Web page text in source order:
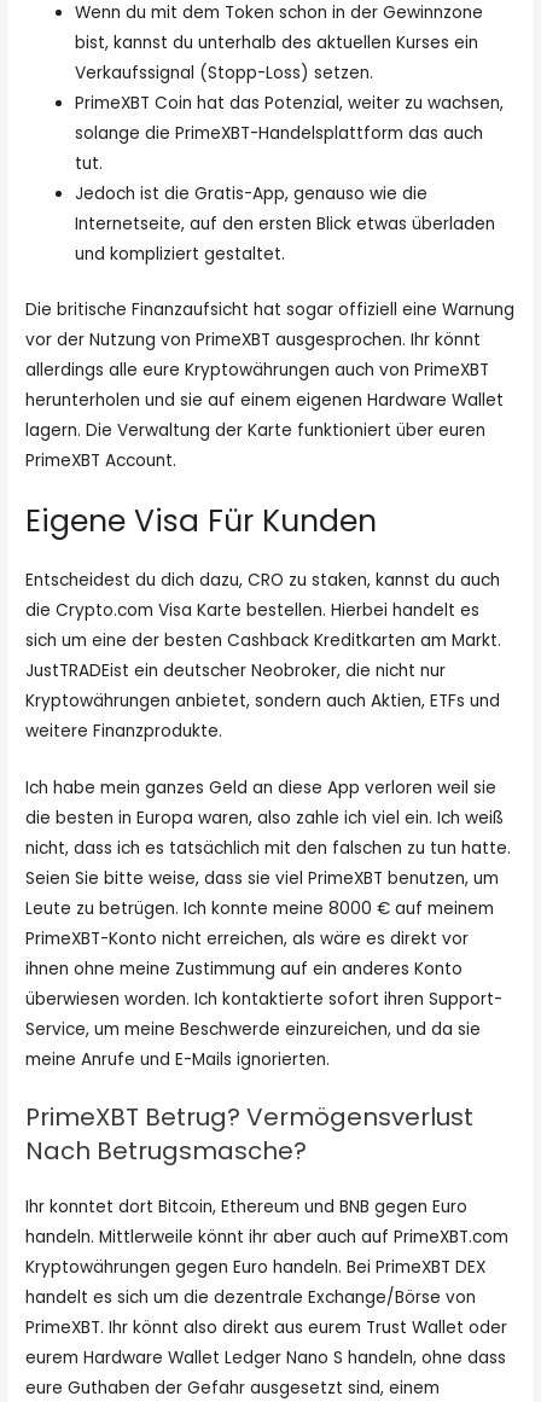
Wenn du mit dem Token schon in der Gewinnzone
bist, kannst du unterhalb des aktuellen Kurses ein
Verkaufssignal (Stopp-Loss) setzen.
PrimeXBT Coin hat das Potenzial, weiter zu wachsen,
solange die PrimeXBT-Handelsplattform das auch
tut.
Jedoch ist die Gratis-App, genauso wie die
Internetseite, auf den ersten Blick etwas überladen
und kompliziert gestaltet.
Die britische Finanzaufsicht hat sogar offiziell eine Warnung
vor der Nutzung von PrimeXBT ausgesprochen. Ihr könnt
allerdings alle eure Kryptowährungen auch von PrimeXBT
herunterholen und sie auf einem eigenen Hardware Wallet
lagern. Die Verwaltung der Karte funktioniert über euren
PrimeXBT Account.
Eigene Visa Für Kunden
Entscheidest du dich dazu, CRO zu staken, kannst du auch
die Crypto.com Visa Karte bestellen. Hierbei handelt es
sich um eine der besten Cashback Kreditkarten am Markt.
JustTRADEist ein deutscher Neobroker, die nicht nur
Kryptowährungen anbietet, sondern auch Aktien, ETFs und
weitere Finanzprodukte.
Ich habe mein ganzes Geld an diese App verloren weil sie
die besten in Europa waren, also zahle ich viel ein. Ich weiß
nicht, dass ich es tatsächlich mit den falschen zu tun hatte.
Seien Sie bitte weise, dass sie viel PrimeXBT benutzen, um
Leute zu betrügen. Ich konnte meine 8000 € auf meinem
PrimeXBT-Konto nicht erreichen, als wäre es direkt vor
ihnen ohne meine Zustimmung auf ein anderes Konto
überwiesen worden. Ich kontaktierte sofort ihren Support-
Service, um meine Beschwerde einzureichen, und da sie
meine Anrufe und E-Mails ignorierten.
PrimeXBT Betrug? Vermögensverlust
Nach Betrugsmasche?
Ihr konntet dort Bitcoin, Ethereum und BNB gegen Euro
handeln. Mittlerweile könnt ihr aber auch auf PrimeXBT.com
Kryptowährungen gegen Euro handeln. Bei PrimeXBT DEX
handelt es sich um die dezentrale Exchange/Börse von
PrimeXBT. Ihr könnt also direkt aus eurem Trust Wallet oder
eurem Hardware Wallet Ledger Nano S handeln, ohne dass
eure Guthaben der Gefahr ausgesetzt sind, einem